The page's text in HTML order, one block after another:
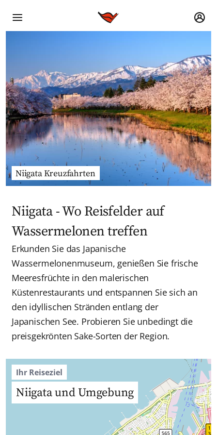
Niigata Kreuzfahrten
Niigata - Wo Reisfelder auf
Wassermelonen treffen
Erkunden Sie das Japanische
Wassermelonenmuseum, genießen Sie frische
Meeresfrüchte in den malerischen
Küstenrestaurants und entspannen Sie sich an
den idyllischen Stränden entlang der
Japanischen See. Probieren Sie unbedingt die
preisgekrönten Sake-Sorten der Region.
Ihr Reiseziel
Niigata und Umgebung